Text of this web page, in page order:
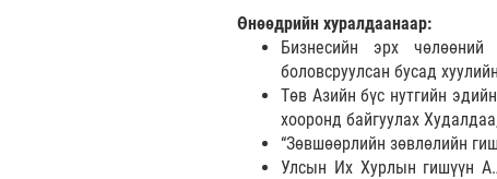
Өнөөдрийн хуралдаанаар:
Бизнесийн эрх чөлөөний
боловсруулсан бусад
Төв Азийн бүс нутгийн
хооронд байгуулах
“Зөвшөөрлийн зөвлөлийн
Улсын Их Хурлын гишүүн